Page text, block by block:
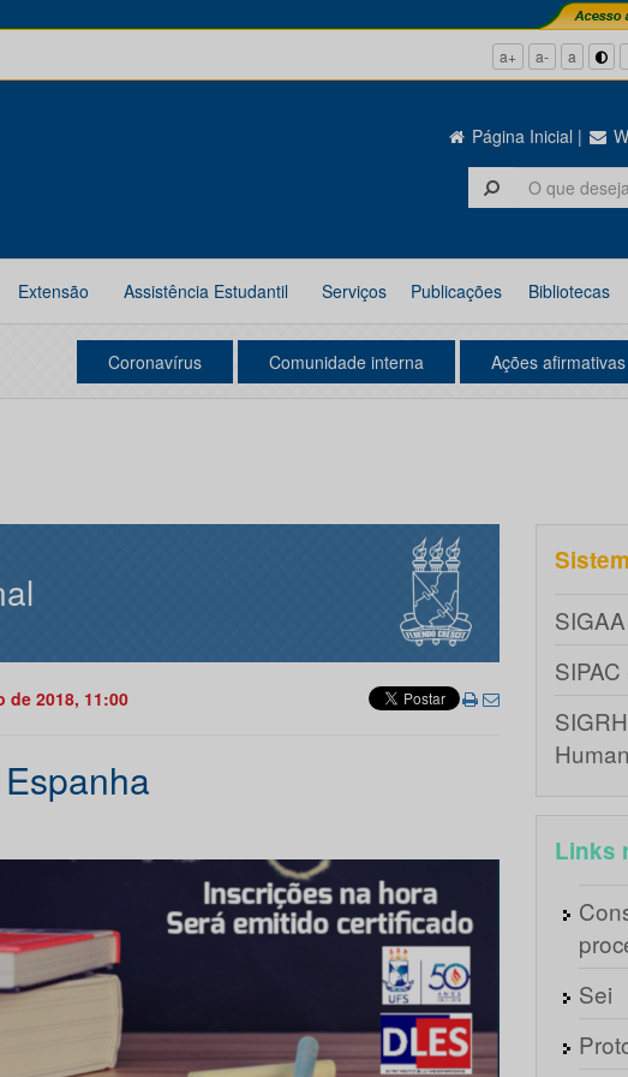
a+ a- a
Página Inicial |
Extensão Assistência Estudantil Serviços Publicações Bibliotecas
Coronavírus Comunidade interna Ações afirmativas
de 2018, 11:00
Links
Sei